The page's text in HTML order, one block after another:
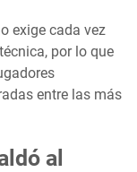
exige cada vez
por lo que
entre las más
al